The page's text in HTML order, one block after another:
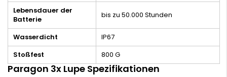
Lebensdauer der
Batterie
bis zu 50.000 Stunden
Wasserdicht
IP67
Stoßfest
800 G
Paragon 3x Lupe Spezifikationen